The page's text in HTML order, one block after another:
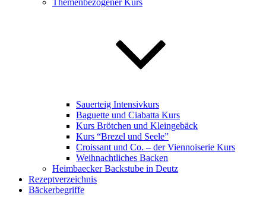
Themenbezogener Kurs
Sauerteig Intensivkurs
Baguette und Ciabatta Kurs
Kurs Brötchen und Kleingebäck
Kurs “Brezel und Seele”
Croissant und Co. – der Viennoiserie Kurs
Weihnachtliches Backen
Heimbaecker Backstube in Deutz
Rezeptverzeichnis
Bäckerbegriffe